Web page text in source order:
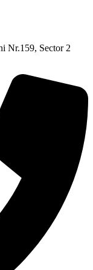
Nr.159, Sector 2